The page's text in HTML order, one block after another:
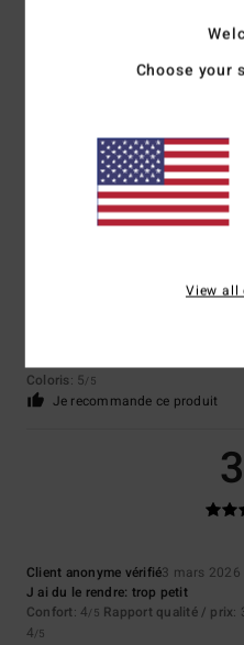
Protection UPF50 et qualité
Rapport qualité / prix :
5
Coloris: 5/5
Je recommande ce produit
3
Client anonyme vérifié3 mars 2026
J ai du le rendre: trop petit
Confort: 4/5 Rapport qualité / prix:
4/5
Choose your
View all